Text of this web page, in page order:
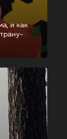
и как